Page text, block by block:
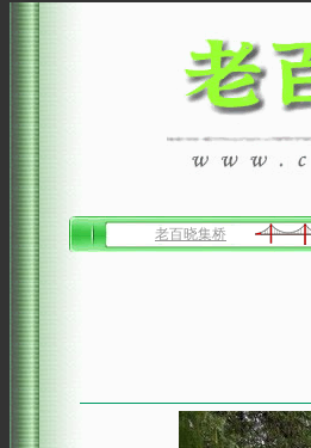
老百晓集桥